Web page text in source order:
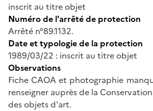
inscrit au titre objet
Numéro de l'arrêté de protection
Arrêté n°89.1132.
Date et typologie de la protection
1989/03/22 : inscrit au titre objet
Observations
Fiche CAOA et photographie
renseigner auprès de la
des objets d'art.